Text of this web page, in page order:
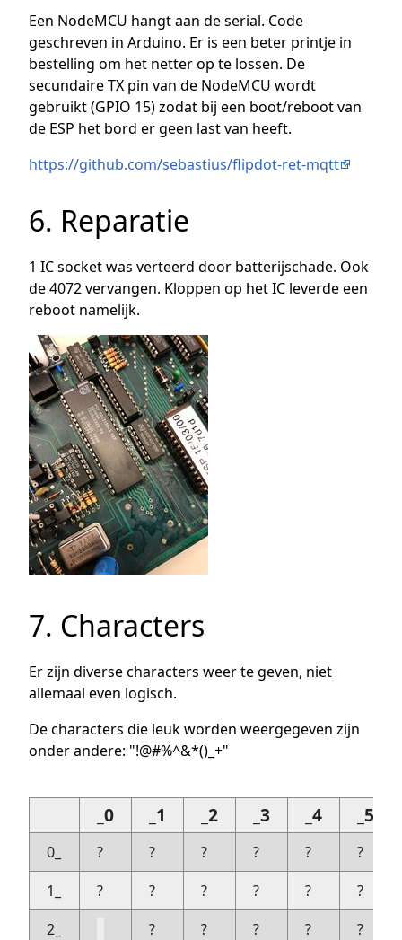
Een NodeMCU hangt aan de serial. Code
geschreven in Arduino. Er is een beter printje in
bestelling om het netter op te lossen. De
secundaire TX pin van de NodeMCU wordt
gebruikt (GPIO 15) zodat bij een boot/reboot van
de ESP het bord er geen last van heeft.
https://github.com/sebastius/flipdot-ret-mqtt
6. Reparatie
1 IC socket was verteerd door batterijschade. Ook
de 4072 vervangen. Kloppen op het IC leverde een
reboot namelijk.
7. Characters
Er zijn diverse characters weer te geven, niet
allemaal even logisch.
De characters die leuk worden weergegeven zijn
onder andere: "!@#%^&*()_+"
_0 _1 _2 _3 _4 _5
0_ ? ? ? ? ?
?
1_
? ? ? ? ?
?
2_
? ? ? ? ?